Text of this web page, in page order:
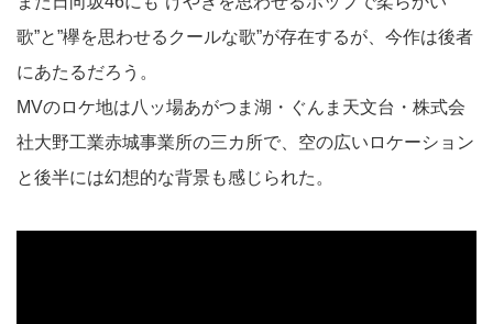
歌”と”欅を思わせるクールな歌”が存在するが、今作は後者
にあたるだろう。
MVのロケ地は八ッ場あがつま湖・ぐんま天文台・株式会
社大野工業赤城事業所の三カ所で、空の広いロケーション
と後半には幻想的な背景も感じられた。